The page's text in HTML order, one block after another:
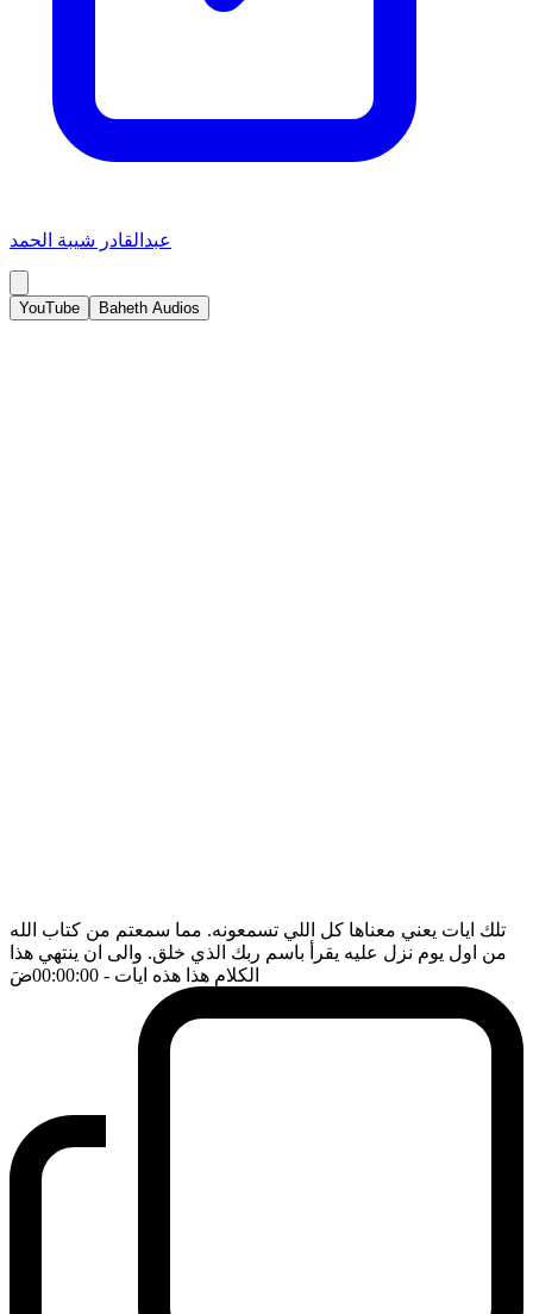
عبدالقادر شيبة الحمد
YouTube Baheth Audios
تلك ايات يعني معناها كل اللي تسمعونه. مما سمعتم من كتاب الله
من اول يوم نزل عليه يقرأ باسم ربك الذي خلق. والى ان ينتهي هذا
الكلام هذا هذه ايات - 00:00:00 ضَ